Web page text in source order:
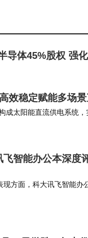
户“无需操心”的可靠
款机型的定位分化
量与动态范围显著
需求。
引力；Turbo 5
场数据显示，
哪款，消费者都需
答案或许比参数对比
导体45%股权 强
效稳定赋能多场
成太阳能直流供电系统
降低设备故障率，减少
飞智能办公本深度
现方面，科大讯飞智能办
作和学习带来极大的便利